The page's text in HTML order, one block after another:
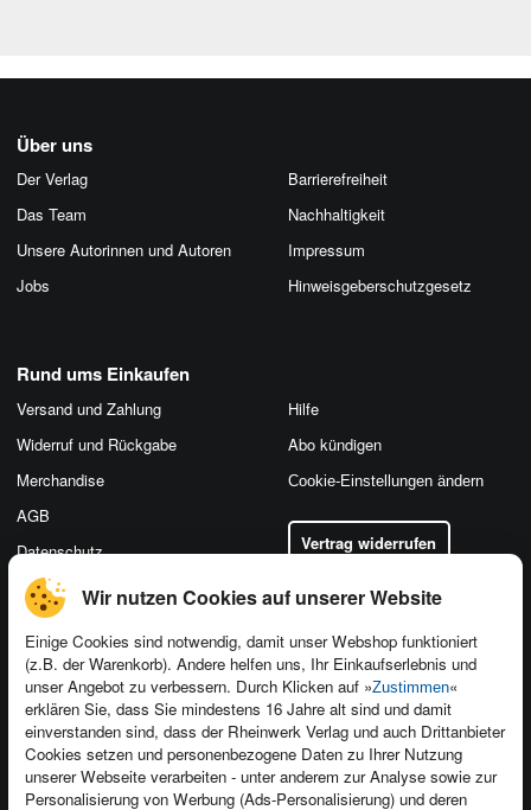
Wir nutzen Cookies auf unserer Website
Einige Cookies sind notwendig, damit unser Webshop funktioniert
(z.B. der Warenkorb). Andere helfen uns, Ihr Einkaufserlebnis und
unser Angebot zu verbessern. Durch Klicken auf »Zustimmen«
erklären Sie, dass Sie mindestens 16 Jahre alt sind und damit
einverstanden sind, dass der Rheinwerk Verlag und auch Drittanbieter
Cookies setzen und personenbezogene Daten zu Ihrer Nutzung
unserer Webseite verarbeiten - unter anderem zur Analyse sowie zur
Personalisierung von Werbung (Ads-Personalisierung) und deren
Über uns
Der Verlag
Das Team
Unsere Autorinnen und Autoren
Jobs
Barrierefreiheit
Nachhaltigkeit
Impressum
Hinweis­geber­schutz­gesetz
Kontakt
Newsletter
Für Unternehmen
Presseservice
Produktfeedback
Foreign Rights
Ein Buch schreiben
Rund ums Einkaufen
Versand und Zahlung
Widerruf und Rückgabe
Merchandise
AGB
Datenschutz
Hilfe
Abo kündigen
Cookie-Einstellungen ändern
Vertrag widerrufen